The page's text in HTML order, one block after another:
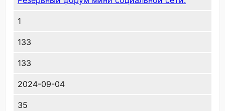
1
133
133
2024-09-04
35